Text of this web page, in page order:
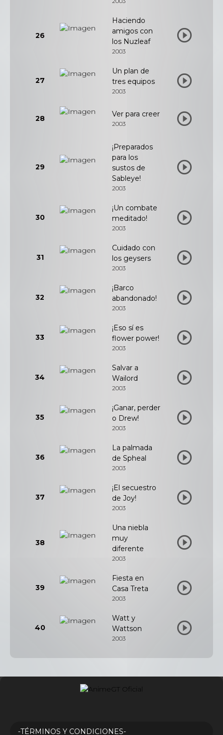
26
Haciendo
amigos con
los Nuzleaf
2003
27
Un plan de
tres equipos
2003
28 Ver para creer
2003
29
¡Preparados
para los
sustos de
Sableye!
2003
30
¡Un combate
meditado!
2003
31
Cuidado con
los geysers
2003
32
¡Barco
abandonado!
2003
33
¡Eso sí es
flower power!
2003
34
Salvar a
Wailord
2003
35
¡Ganar, perder
o Drew!
2003
36
La palmada
de Spheal
2003
37
¡El secuestro
de Joy!
2003
38
Una niebla
muy
diferente
2003
39
Fiesta en
Casa Treta
2003
40
Watt y
Wattson
2003
-TÉRMINOS Y CONDICIONES-